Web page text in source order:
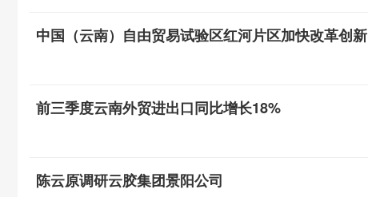
中国（云南）自由贸易试验区红河片区加快改革创新
前三季度云南外贸进出口同比增长18%
陈云原调研云胶集团景阳公司